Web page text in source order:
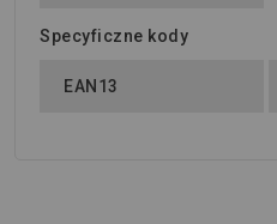
Specyficzne kody
EAN13